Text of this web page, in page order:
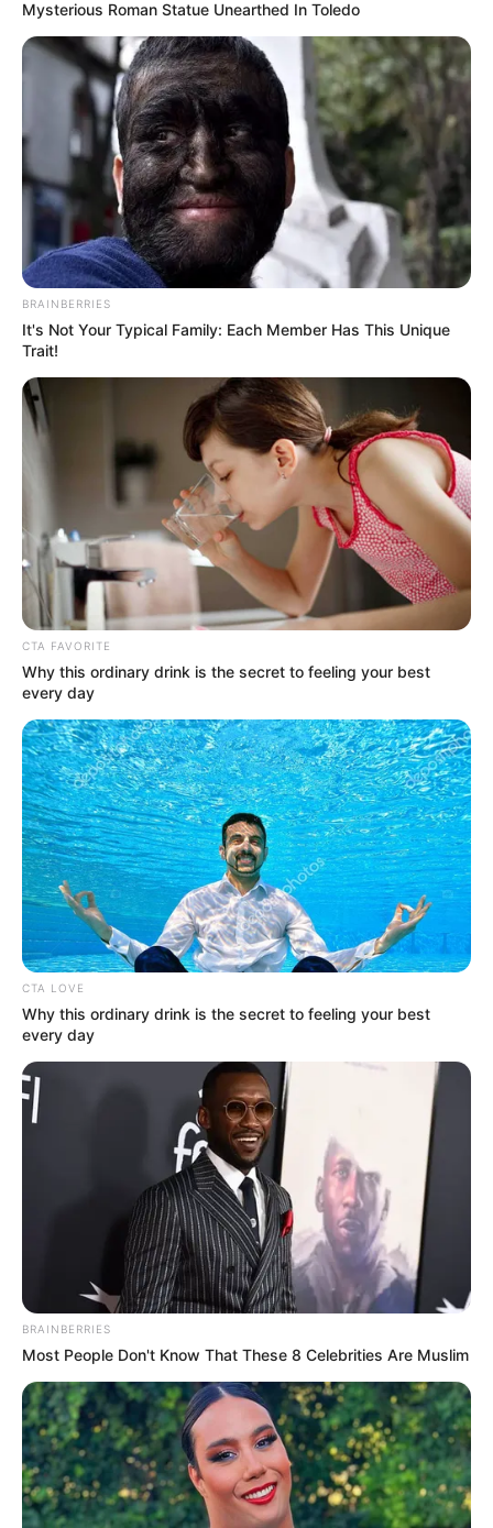
ΔΗΜΟΦΙΛΗ ΑΡΘΡΑ
Η Ρωσία κινητοποίησε το πυρηνικό
υποβρύχιο «K-329 Belgorod» για να
δοκιμάσει την...
Δευτέρα, 3 Οκτωβρίου 2022, 12:38
ΕΠΙΚΟΙΝΩΝΙΑ ΑΝΩΘΕΝ. ΠΩΣ
ΓΙΝΕΤΑΙ. ΟΔΗΓΙΕΣ ΓΙΑ
ΑΡΧΑΡΙΟΥΣ ΑΛΛΑ ΚΑΙ
ΣΥΜΒΟΥΛΕΣ ΓΙΑ
ΠΡΟΧΩΡΗΜΕΝΟΥΣ.
Από το 1867 ξέρουν ότι η
Ελλάδα έχει πολύ πετρέλαιο
σύμφωνα με...
Η Moderna μηνύει τους
αντιπάλους της της Big
Η omertà της Covid
Ο Υπόγειος Πόλεμος είναι γεγονός.. Το
κυνήγι είναι σε εξέλιξη
Mysterious Roman Statue Unearthed In Toledo
BRAINBERRIES
It's Not Your Typical Family: Each Member Has This Unique
Trait!
CTA FAVORITE
Why this ordinary drink is the secret to feeling your best
every day
CTA LOVE
Why this ordinary drink is the secret to feeling your best
every day
BRAINBERRIES
Most People Don't Know That These 8 Celebrities Are Muslim